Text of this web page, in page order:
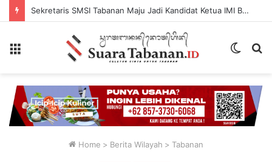
Sekretaris SMSI Tabanan Maju Jadi Kandidat Ketua IMI Bali, Ketua SMSI Tabanan Berikan Dukungan
Switch
Home > Berita Wilayah > Tabanan